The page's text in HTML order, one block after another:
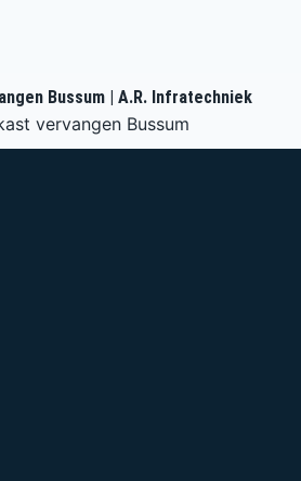
Bussum | A.R. Infratechniek
vervangen Bussum